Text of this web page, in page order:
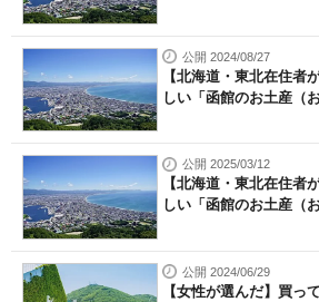
公開 2024/08/27
【北海道・東北在住者
しい「函館のお土産（
公開 2025/03/12
【北海道・東北在住者
しい「函館のお土産（
公開 2024/06/29
【女性が選んだ】買っ